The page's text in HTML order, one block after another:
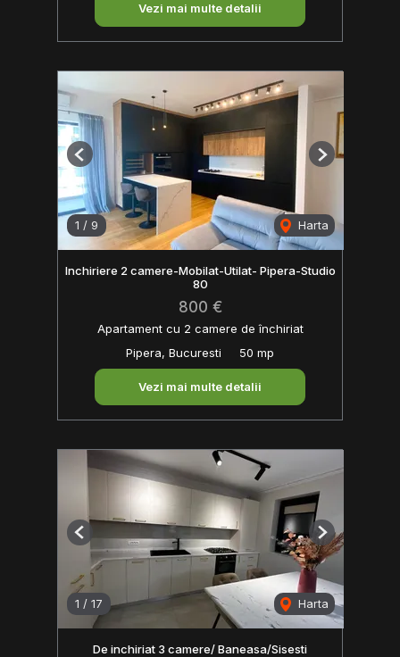
Vezi mai multe detalii
1 / 9 Harta
Previous Next
Inchiriere 2 camere-Mobilat-Utilat- Pipera-Studio
80
800 €
Apartament cu 2 camere de închiriat
Pipera, Bucuresti
50 mp
Vezi mai multe detalii
1 / 17 Harta
Previous Next
De inchiriat 3 camere/ Baneasa/Sisesti